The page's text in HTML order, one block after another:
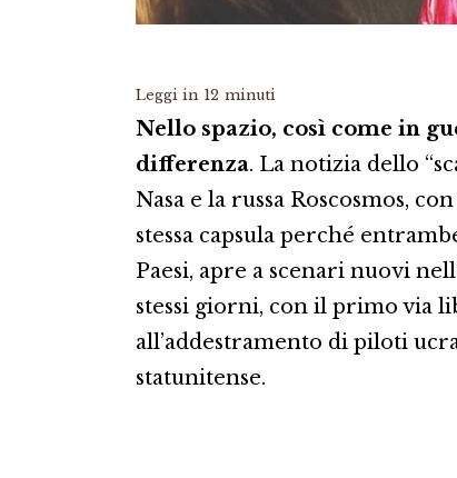
Leggi in 12 minuti
Nello spazio, così come in
differenza. La notizia dello
Nasa e la russa Roscosmos,
stessa capsula perché
Paesi, apre a scenari nuovi
stessi giorni, con il primo via
all’addestramento di piloti
statunitense.